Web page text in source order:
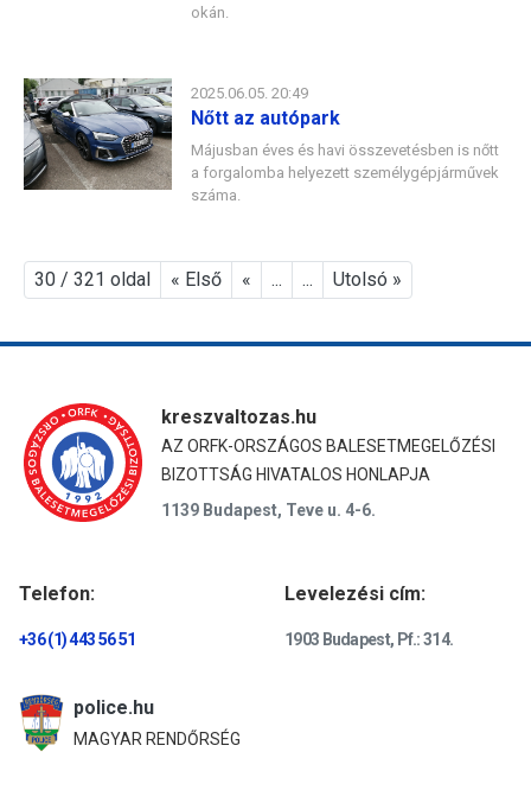
okán.
2025.06.05. 20:49
Nőtt az autópark
Májusban éves és havi összevetésben is nőtt
a forgalomba helyezett személygépjárművek
száma.
30 / 321 oldal « Első « ... ... Utolsó »
kreszvaltozas.hu
AZ ORFK-ORSZÁGOS BALESETMEGELŐZÉSI
BIZOTTSÁG HIVATALOS HONLAPJA
1139 Budapest, Teve u. 4-6.
Telefon:
+36 (1) 443 56 51
Levelezési cím:
1903 Budapest, Pf.: 314.
police.hu
MAGYAR RENDŐRSÉG